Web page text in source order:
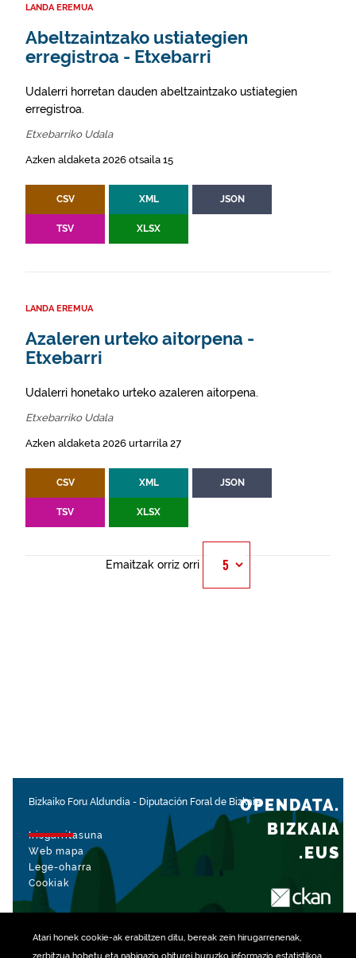
Atari honek cookie-ak erabiltzen ditu, bereak zein hirugarrenenak,
LANDA EREMUA
Abeltzaintzako ustiategien
erregistroa - Etxebarri
Udalerri horretan dauden abeltzaintzako ustiategien
erregistroa.
Etxebarriko Udala
Azken aldaketa 2026 otsaila 15
CSV XML JSON
TSV XLSX
LANDA EREMUA
Azaleren urteko aitorpena -
Etxebarri
Udalerri honetako urteko azaleren aitorpena.
Etxebarriko Udala
Azken aldaketa 2026 urtarrila 27
CSV XML JSON
TSV XLSX
Emaitzak orriz orri
Bizkaiko Foru Aldundia - Diputación Foral de Bizkaia
Irisgarritasuna
Web mapa
Lege-oharra
Cookiak
OPENDATA.
BIZKAIA
.EUS